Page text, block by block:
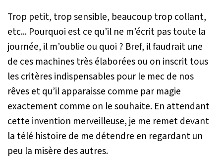
Trop petit, trop sensible, beaucoup trop collant,
etc... Pourquoi est ce qu’il ne m’écrit pas toute la
journée, il m’oublie ou quoi ? Bref, il faudrait une
de ces machines très élaborées ou on inscrit tous
les critères indispensables pour le mec de nos
rêves et qu’il apparaisse comme par magie
exactement comme on le souhaite. En attendant
cette invention merveilleuse, je me remet devant
la télé histoire de me détendre en regardant un
peu la misère des autres.